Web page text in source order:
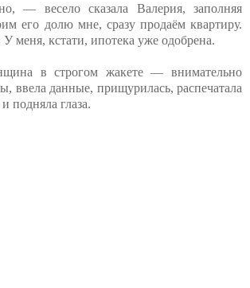
— весело сказала Валерия, заполняя
его долю мне, сразу продаём квартиру.
меня, кстати, ипотека уже одобрена.
в строгом жакете — внимательно
ввела данные, прищурилась, распечатала
подняла глаза.